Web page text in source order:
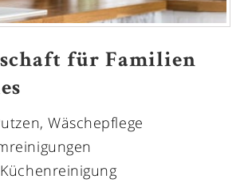
für Familien
Wäschepflege